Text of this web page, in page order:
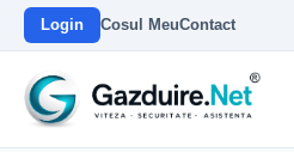
Login Cosul MeuContact